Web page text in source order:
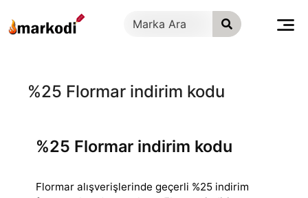
geç
%25 Flormar indirim kodu
%25 Flormar indirim kodu
Flormar alışverişlerinde geçerli %25 indirim